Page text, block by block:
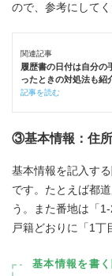
ので、参考にしてく
関連記事
履歴書の日付は自分の
ったときの対処法も紹
記事を読む
③基本情報：住
基本情報を記入す
です。たとえば都
う。また番地は「
戸籍どおりに「1丁
基本情報を書